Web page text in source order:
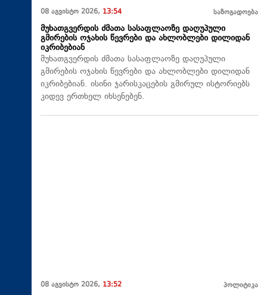
08 აგვისტო 2026, 13:54 საზოგადოება
მუხათგვერდის ძმათა სასაფლაოზე დაღუპული
გმირების ოჯახის წევრები და ახლობლები დილიდან
იკრიბებიან
მუხათგვერდის ძმათა სასაფლაოზე დაღუპული
გმირების ოჯახის წევრები და ახლობლები დილიდან
იკრიბებიან. ისინი ჯარისკაცების გმირულ ისტორიებს
კიდევ ერთხელ იხსენებენ.
08 აგვისტო 2026, 13:52 პოლიტიკა